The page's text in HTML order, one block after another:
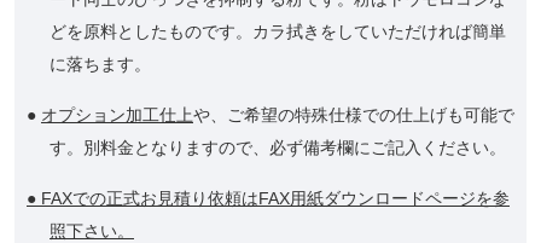
どを原料としたものです。カラ拭きをしていただければ簡単
に落ちます。
● オプション加工仕上や、ご希望の特殊仕様での仕上げも可能で
す。別料金となりますので、必ず備考欄にご記入ください。
● FAXでの正式お見積り依頼はFAX用紙ダウンロードページを参
照下さい。